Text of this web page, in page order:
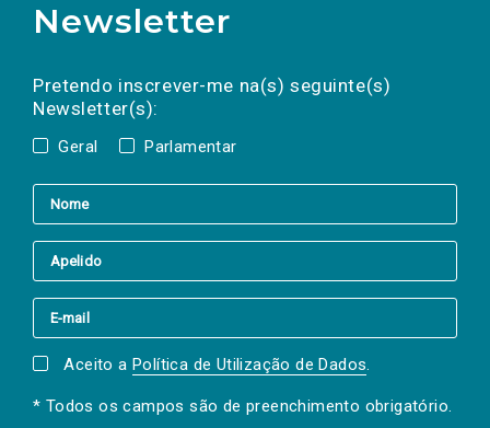
Newsletter
Pretendo inscrever-me na(s) seguinte(s)
Newsletter(s):
Geral Parlamentar
a(s) newsletter(s).
mail
Aceito a Política de Utilização de Dados.
* Todos os campos são de preenchimento obrigatório.